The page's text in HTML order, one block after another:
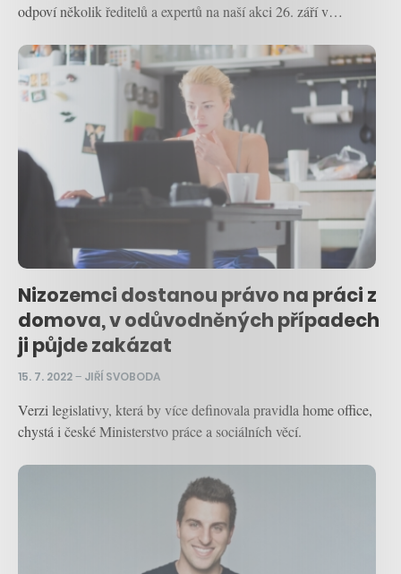
odpoví několik ředitelů a expertů na naší akci 26. září v…
Nizozemci dostanou právo na práci z
domova, v odůvodněných případech
ji půjde zakázat
15. 7. 2022– JIŘÍ SVOBODA
Verzi legislativy, která by více definovala pravidla home office,
chystá i české Ministerstvo práce a sociálních věcí.